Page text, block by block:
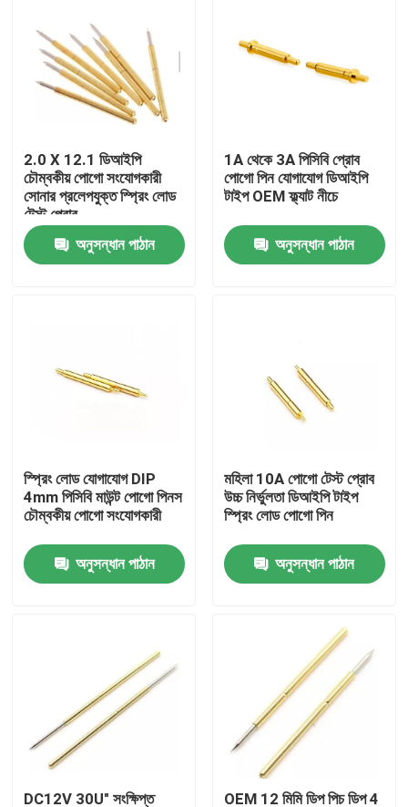
আমাদের সম্পর্কে
মান নিয়ন্ত্রণ
আমাদের সাথে যোগাযোগ করুন
স্প্রিং লোডেড POGO পিন
প্রোব পোগো পিন
2.0 X 12.1 ডিআইপি
চৌম্বকীয় পোগো সংযোগকারী
সোনার প্রলেপযুক্ত স্প্রিং লোড
টেস্ট প্রোব
অনুসন্ধান পাঠান
1A থেকে 3A পিসিবি প্রোব
পোগো পিন যোগাযোগ ডিআইপি
টাইপ OEM ফ্ল্যাট নীচে
অনুসন্ধান পাঠান
স্প্রিং লোড যোগাযোগ DIP
4mm পিসিবি মাউন্ট পোগো পিনস
চৌম্বকীয় পোগো সংযোগকারী
অনুসন্ধান পাঠান
মহিলা 10A পোগো টেস্ট প্রোব
উচ্চ নির্ভুলতা ডিআইপি টাইপ
স্প্রিং লোড পোগো পিন
অনুসন্ধান পাঠান
DC12V 30U" সংক্ষিপ্ত OEM 12 মিমি ডিপ পিচ ডিপ 4